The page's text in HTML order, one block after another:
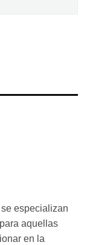
especializan
aquellas
en la